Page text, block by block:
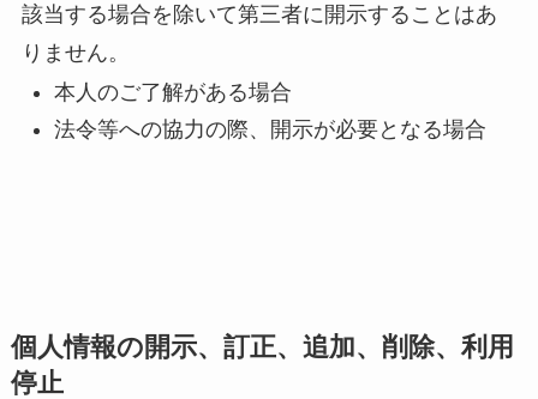
該当する場合を除いて第三者に開示することはあ
りません。
本人のご了解がある場合
法令等への協力の際、開示が必要となる場合
個人情報の開示、訂正、追加、削除、利用
停止